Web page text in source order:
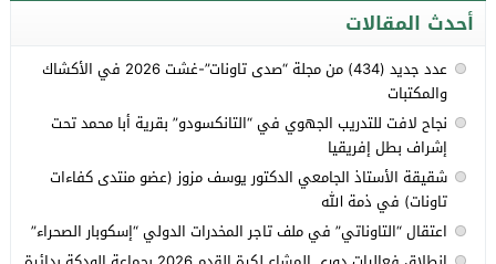
أحدث المقالات
عدد جديد (434) من مجلة “صدى تاونات”-غشت 2026 في الأكشاك
والمكتبات
نجاح لافت للتدريب الجهوي في “التانكسودو” بقرية أبا محمد تحت
إشراف بطل إفريقيا
شقيقة الأستاذ الجامعي الدكتور يوسف مزوز (عضو منتدى كفاءات
تاونات) في ذمة الله
اعتقال “التاوناتي” في ملف تاجر المخدرات الدولي “إسكوبار الصحراء”